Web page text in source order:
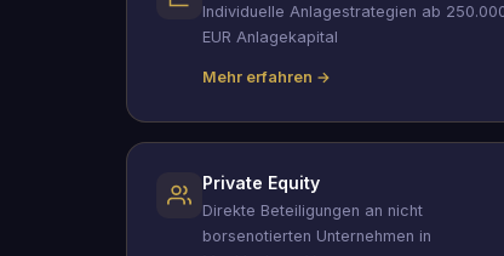
Individuelle Anlagestrategien ab
EUR Anlagekapital
Mehr erfahren →
Private Equity
Direkte Beteiligungen an nicht
borsenotierten Unternehmen in